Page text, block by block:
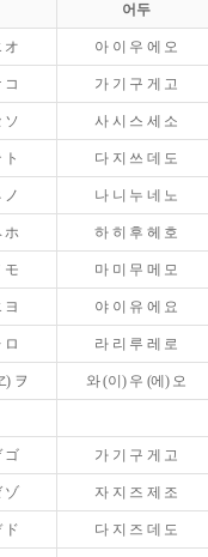
어두
オ 아 이 우 에 오
コ 가 기 구 게 고
ソ 사 시 스 세 소
ト 다 지 쓰 데 도
ノ 나 니 누 네 노
ホ 하 히 후 헤 호
モ 마 미 무 메 모
ヨ 야 이 유 에 요
ロ 라 리 루 레 로
) ヲ 와 (이) 우 (에) 오
ゴ 가 기 구 게 고
ゾ 자 지 즈 제 조
ド 다 지 즈 데 도